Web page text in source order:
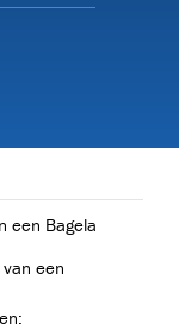
een Bagela
hoge Duitse kwaliteit.
een